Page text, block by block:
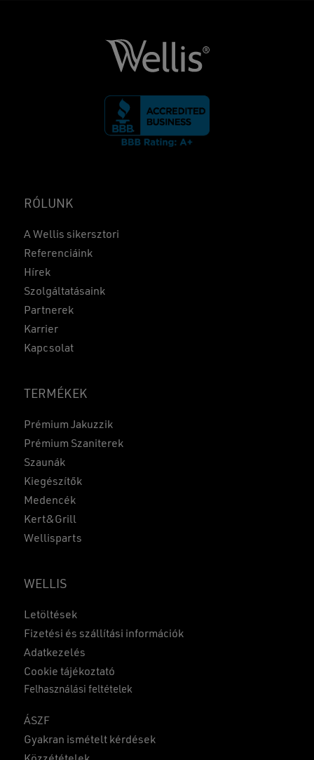
RÓLUNK
A Wellis sikersztori
Referenciáink
Hírek
Szolgáltatásaink
Partnerek
Karrier
Kapcsolat
TERMÉKEK
Prémium Jakuzzik
Prémium Szaniterek
Szaunák
Kiegészítők
Medencék
Kert&Grill
Wellisparts
WELLIS
Letöltések
Fizetési és szállítási információk
Adatkezelés
Cookie tájékoztató
Felhasználási feltételek
ÁSZF
Gyakran ismételt kérdések